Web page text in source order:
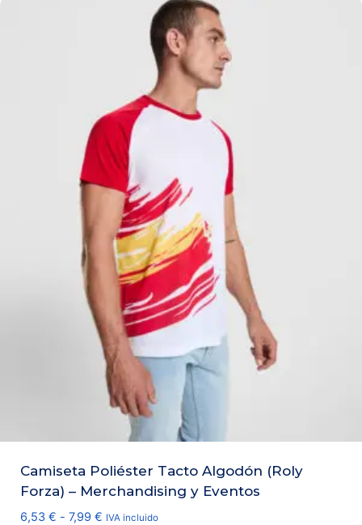
Camiseta Poliéster Tacto Algodón (Roly
Forza) – Merchandising y Eventos
6,53 € - 7,99 €Rango
IVA incluido